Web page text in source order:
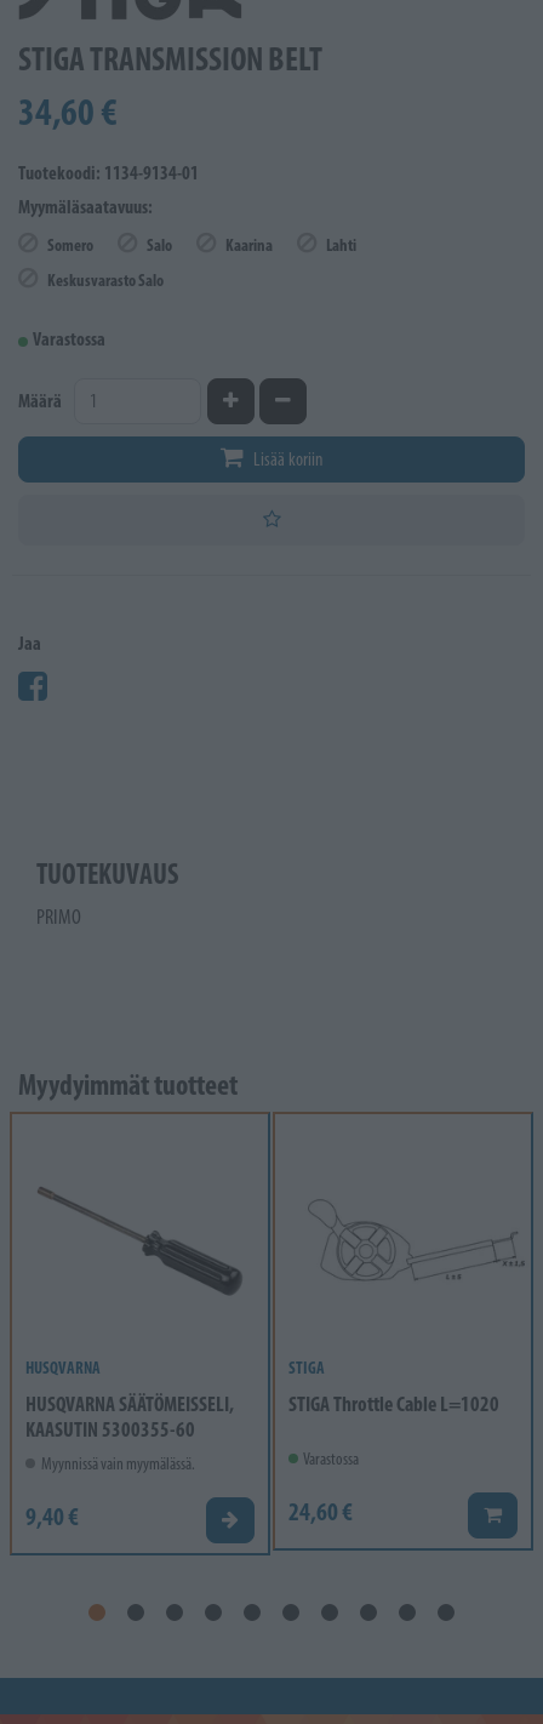
STIGA TRANSMISSION BELT
34,60 €
Tuotekoodi: 1134-9134-01
Myymäläsaatavuus:
Somero Salo Kaarina
Lahti
Keskusvarasto Salo
Varastossa
Määrä Kasvata määrääVähennä määrää
Lisää koriin
Jaa
TUOTEKUVAUS
PRIMO
Myydyimmät tuotteet
HUSQVARNA
HUSQVARNA SÄÄTÖMEISSELI,
KAASUTIN 5300355-60
Myynnissä vain myymälässä.
9,40 € Valitse vaihtoehto
STIGA
STIGA Throttle Cable L=1020
Varastossa
24,60 € Lisää